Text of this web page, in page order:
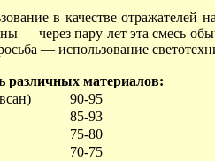
в качестве отражателей
—через пару лет эта смесь
— использование
различных материалов:
90-95
85-93
75-80
70-75